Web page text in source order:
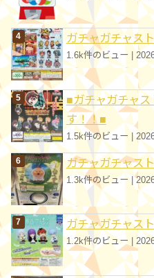
ガチャガチャス
1.6k件のビュー
■ガチャガチャス
す！！■
1.5k件のビュー |
ガチャガチャス
1.3k件のビュー|
ガチャガチャス
1.2k件のビュー